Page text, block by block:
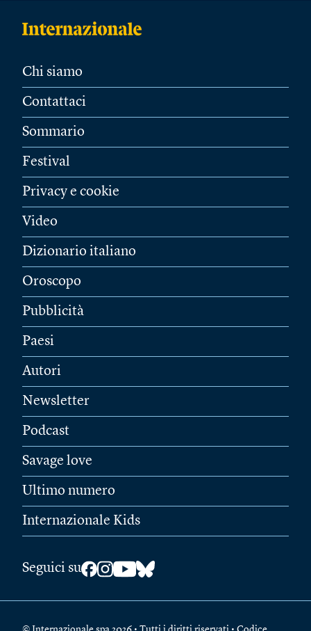
Chi siamo
Contattaci
Sommario
Festival
Privacy e cookie
Video
Dizionario italiano
Oroscopo
Pubblicità
Paesi
Autori
Newsletter
Podcast
Savage love
Ultimo numero
Internazionale Kids
Seguici su